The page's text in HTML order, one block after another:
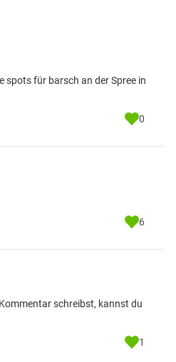
spots für barsch an der Spree in
0
6
schreibst, kannst du
1